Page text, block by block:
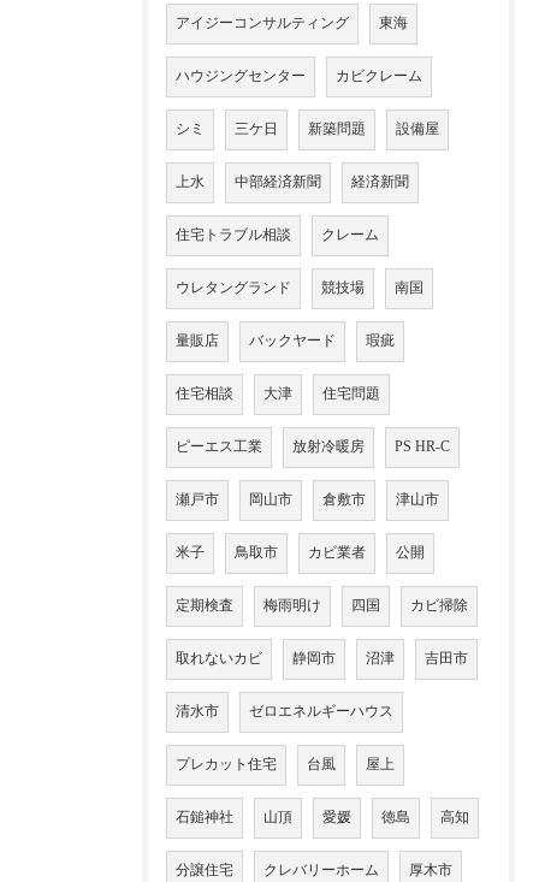
アイジーコンサルティング 東海
ハウジングセンター カビクレーム
シミ 三ケ日 新築問題 設備屋
上水 中部経済新聞 経済新聞
住宅トラブル相談 クレーム
ウレタングランド 競技場 南国
量販店 バックヤード 瑕疵
住宅相談 大津 住宅問題
ピーエス工業 放射冷暖房 PS HR-C
瀬戸市 岡山市 倉敷市 津山市
米子 鳥取市 カビ業者 公開
定期検査 梅雨明け 四国 カビ掃除
取れないカビ 静岡市 沼津 吉田市
清水市 ゼロエネルギーハウス
プレカット住宅 台風 屋上
石鎚神社 山頂 愛媛 徳島 高知
分譲住宅 クレバリーホーム 厚木市